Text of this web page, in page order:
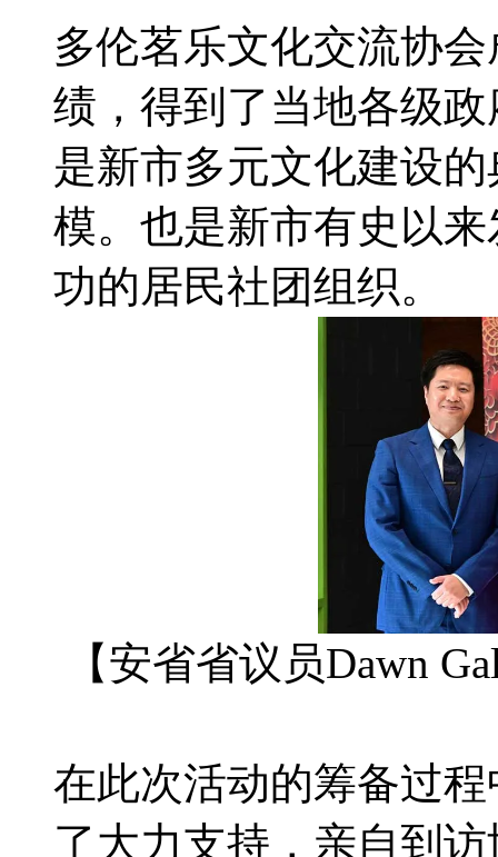
多伦茗乐文化交流协
绩，得到了当地各级
是新市多元文化建设
模。也是新市有史以
功的居民社团组织。
【安省省议员Dawn
在此次活动的筹备过程
了大力支持，亲自到